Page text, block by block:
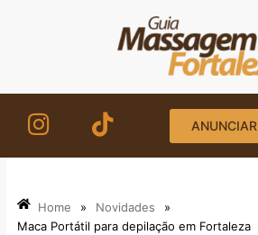
ANUNCIAR
Home » Novidades
»
Maca Portátil para depilação em Fortaleza